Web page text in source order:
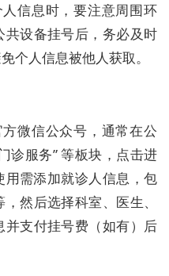
信息时，要注意周围环
设备挂号后，务必及时
个人信息被他人获取。
微信公众号，通常在公
诊服务” 等板块，点击进
用需添加就诊人信息，包
然后选择科室、医生、
支付挂号费（如有）后